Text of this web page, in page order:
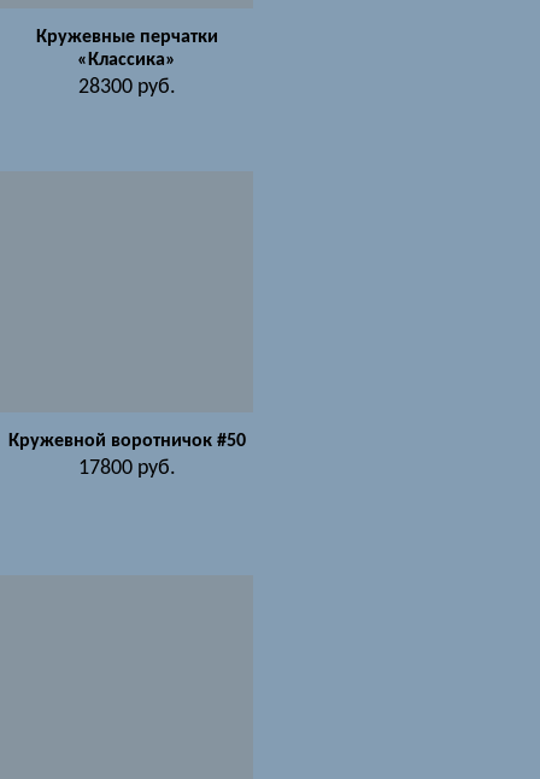
Кружевные перчатки
«Классика»
28300руб.
Кружевной воротничок #50
17800руб.